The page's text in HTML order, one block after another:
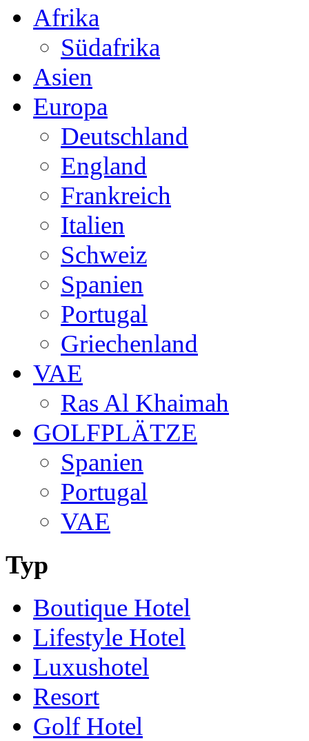
Afrika
Südafrika
Asien
Europa
Deutschland
England
Frankreich
Italien
Schweiz
Spanien
Portugal
Griechenland
VAE
Ras Al Khaimah
GOLFPLÄTZE
Spanien
Portugal
VAE
Typ
Boutique Hotel
Lifestyle Hotel
Luxushotel
Resort
Golf Hotel